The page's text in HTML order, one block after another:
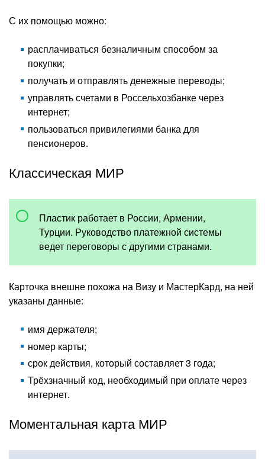
С их помощью можно:
расплачиваться безналичным способом за
покупки;
получать и отправлять денежные переводы;
управлять счетами в Россельхозбанке через
интернет;
пользоваться привилегиями банка для
пенсионеров.
Классическая МИР
Пластик работает в России, Армении,
Турции. Руководство платежной системы
ведет переговоры с другими странами.
Карточка внешне похожа на Визу и МастерКард, на ней
указаны данные:
имя держателя;
номер карты;
срок действия, который составляет 3 года;
Трёхзначный код, необходимый при оплате через
интернет.
Моментальная карта МИР